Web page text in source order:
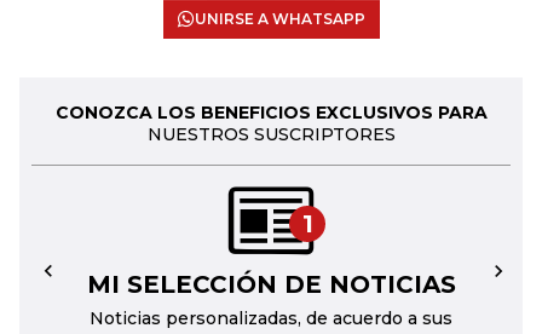
UNIRSE A WHATSAPP
CONOZCA LOS BENEFICIOS EXCLUSIVOS PARA
NUESTROS SUSCRIPTORES
1
MI SELECCIÓN DE NOTICIAS
Noticias personalizadas, de acuerdo a sus
← →